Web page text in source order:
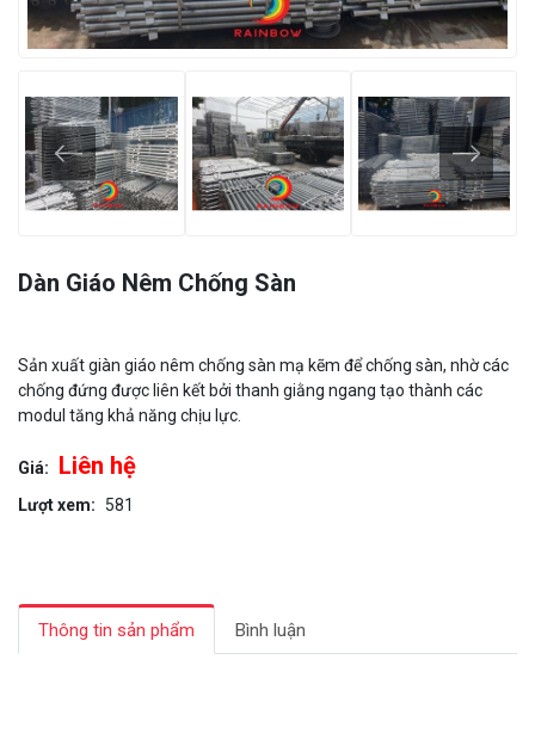
Dàn Giáo Nêm Chống Sàn
Sản xuất giàn giáo nêm chống sàn mạ kẽm để chống sàn, nhờ các
chống đứng được liên kết bởi thanh giằng ngang tạo thành các
modul tăng khả năng chịu lực.
Giá: Liên hệ
Lượt xem: 581
Thông tin sản phẩm Bình luận